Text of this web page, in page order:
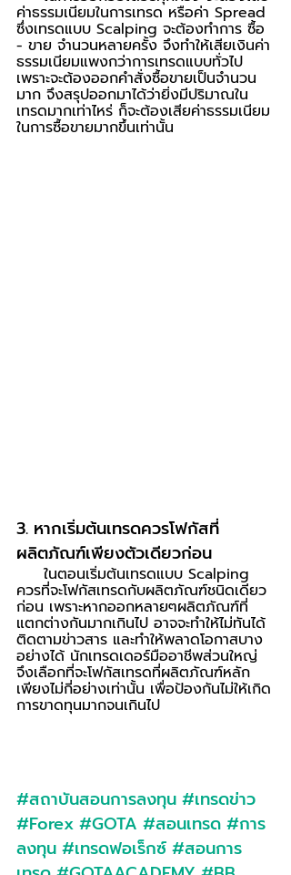
ค่าธรรมเนียมในการเทรด หรือค่า Spread
ซึ่งเทรดแบบ Scalping จะต้องทำการ ซื้อ
- ขาย จำนวนหลายครั้ง จึงทำให้เสียเงินค่า
ธรรมเนียมแพงกว่าการเทรดแบบทั่วไป
เพราะจะต้องออกคำสั่งซื้อขายเป็นจำนวน
มาก จึงสรุปออกมาได้ว่ายิ่งมีปริมาณใน
เทรดมากเท่าไหร่ ก็จะต้องเสียค่าธรรมเนียม
ในการซื้อขายมากขึ้นเท่านั้น
3. หากเริ่มต้นเทรดควรโฟกัสที่
ผลิตภัณฑ์เพียงตัวเดียวก่อน
ควรที่จะโฟกัสเทรดกับผลิตภัณฑ์ชนิดเดียว
ก่อน เพราะหากออกหลายๆผลิตภัณฑ์ที่
แตกต่างกันมากเกินไป อาจจะทำให้ไม่ทันได้
ติดตามข่าวสาร และทำให้พลาดโอกาสบาง
อย่างได้ นักเทรดเดอร์มืออาชีพส่วนใหญ่
จึงเลือกที่จะโฟกัสเทรดที่ผลิตภัณฑ์หลัก
เพียงไม่กี่อย่างเท่านั้น เพื่อป้องกันไม่ให้เกิด
การขาดทุนมากจนเกินไป
#สถาบันสอนการลงทุน #เทรดข่าว
#Forex #GOTA #สอนเทรด #การ
ลงทุน #เทรดฟอเร็กซ์ #สอนการ